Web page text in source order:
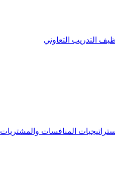
التدريب التعاوني
المنافسات والمشتريات